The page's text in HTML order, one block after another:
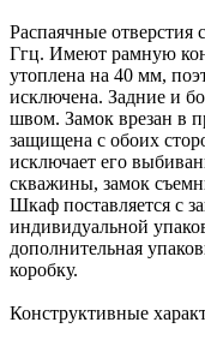
Распаячные отверстия
Ггц. Имеют рамную
утоплена на 40 мм,
исключена. Задние и
швом. Замок врезан в
защищена с обоих
исключает его
скважины, замок
Шкаф поставляется с
индивидуальной
дополнительная
коробку.
Конструктивные